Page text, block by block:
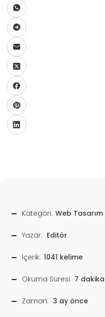
Kategori: Web Tasarım
Yazar: Editör
İçerik: 1041 kelime
Okuma Süresi: 7 dakika
Zaman: 3 ay önce